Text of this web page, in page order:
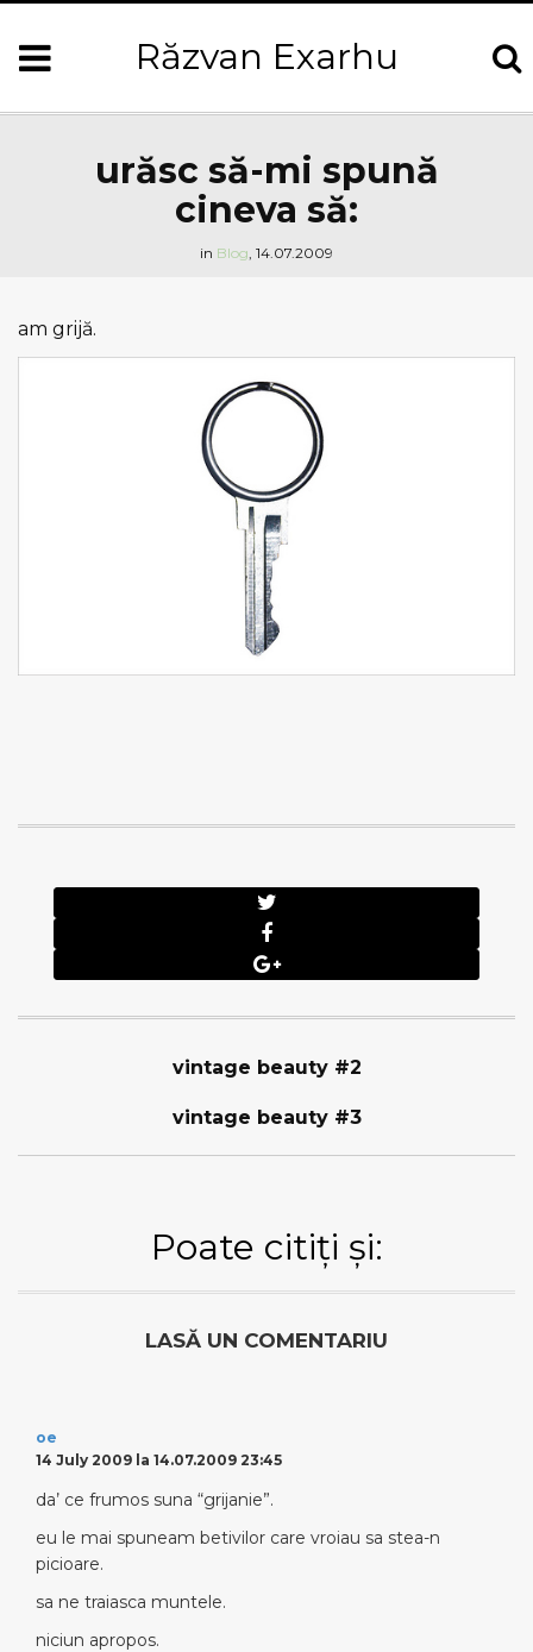
Răzvan Exarhu
urăsc să-mi spună
cineva să:
in Blog, 14.07.2009
am grijă.
vintage beauty #2
vintage beauty #3
Poate citiți și:
LASĂ UN COMENTARIU
oe
14 July 2009 la 14.07.2009 23:45
da’ ce frumos suna “grijanie”.
eu le mai spuneam betivilor care vroiau sa stea-n
picioare.
sa ne traiasca muntele.
niciun apropos.